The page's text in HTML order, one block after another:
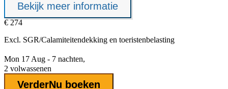
Bekijk meer informatie
€ 274
Excl. SGR/Calamiteitendekking en toeristenbelasting
Mon 17 Aug - 7 nachten,
2 volwassenen
VerderNu boeken